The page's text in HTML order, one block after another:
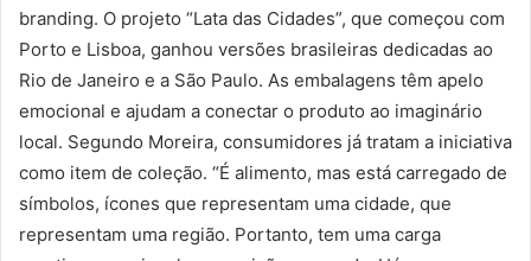
branding. O projeto “Lata das Cidades”, que começou com
Porto e Lisboa, ganhou versões brasileiras dedicadas ao
Rio de Janeiro e a São Paulo. As embalagens têm apelo
emocional e ajudam a conectar o produto ao imaginário
local. Segundo Moreira, consumidores já tratam a iniciativa
como item de coleção. “É alimento, mas está carregado de
símbolos, ícones que representam uma cidade, que
representam uma região. Portanto, tem uma carga